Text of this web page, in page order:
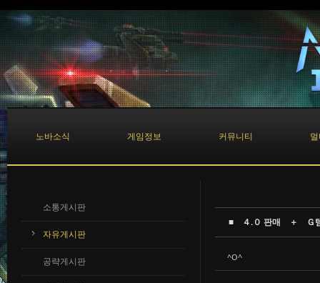
노바소식 게임정보 커뮤니티
소통게시판
자유게시판
공략게시판
■ ４.０ 판매 ＋ Ｇ
^O^
Sketchbook5, 스케치북5
Sketchbook5, 스케치북5